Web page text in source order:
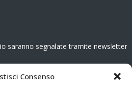
Consenso
saranno segnalate tramite newsletter